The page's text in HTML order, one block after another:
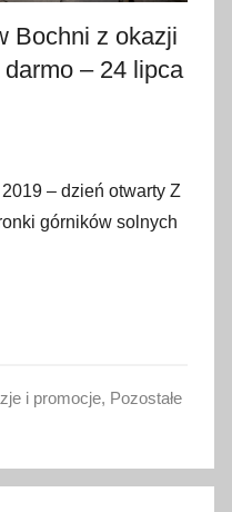
Bochni z okazji
– 24 lipca
– dzień otwarty Z
górników solnych
i promocje, Pozostałe